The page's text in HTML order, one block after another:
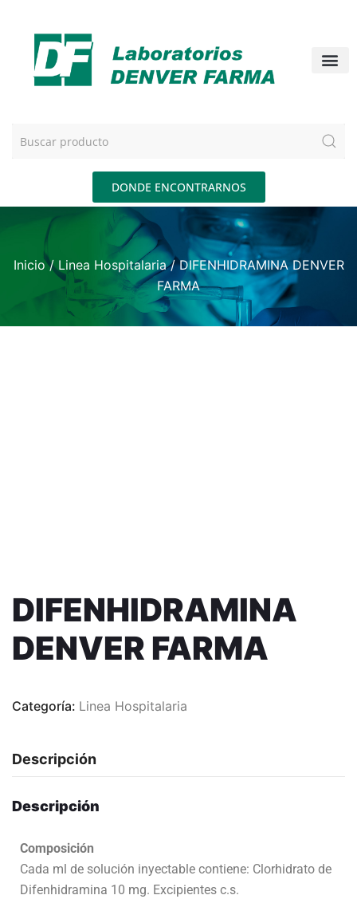
DONDE ENCONTRARNOS
Inicio/Linea Hospitalaria/ DIFENHIDRAMINA DENVER
FARMA
DIFENHIDRAMINA
DENVER FARMA
Categoría: Linea Hospitalaria
Descripción
Descripción
Composición
Cada ml de solución inyectable contiene: Clorhidrato de
Difenhidramina 10 mg. Excipientes c.s.